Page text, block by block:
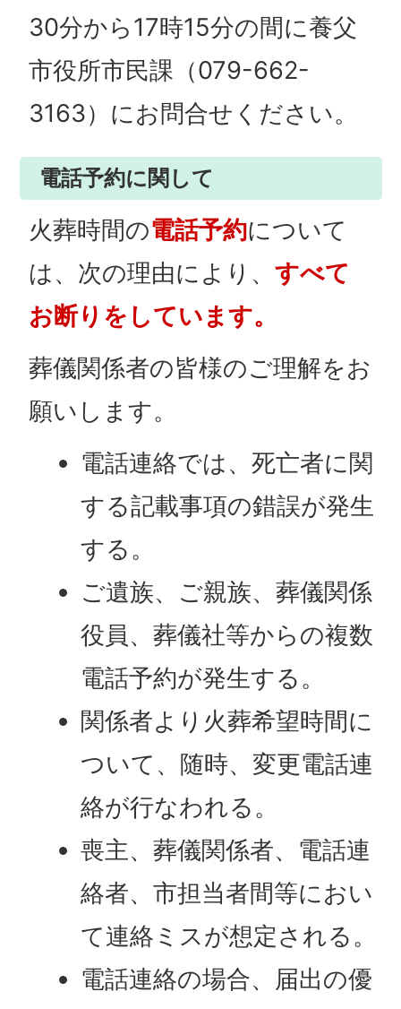
30分から17時15分の間に養父
市役所市民課（079-662-
3163）にお問合せください。
電話予約に関して
火葬時間の電話予約について
は、次の理由により、 すべて
お断りをしています。
葬儀関係者の皆様のご理解をお
願いします。
電話連絡では、死亡者に関
する記載事項の錯誤が発生
する。
ご遺族、ご親族、葬儀関係
役員、葬儀社等からの複数
電話予約が発生する。
関係者より火葬希望時間に
ついて、随時、変更電話連
絡が行なわれる。
喪主、葬儀関係者、電話連
絡者、市担当者間等におい
て連絡ミスが想定される。
電話連絡の場合、届出の優